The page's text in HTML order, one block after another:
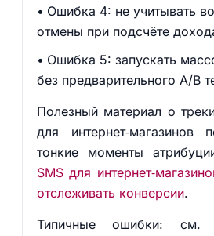
Ошибка 4: не учитывать
отмены при подсчёте
Ошибка 5: запускать
без предварительного A/B
Полезный материал о
для интернет‑магазинов
тонкие моменты
SMS для
отслеживать конверсии.
Типичные ошибки: см.